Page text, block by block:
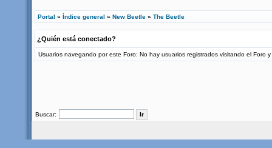
Portal » Índice general » New Beetle » The Beetle
¿Quién está conectado?
Usuarios navegando por este Foro: No hay usuarios registrados visitando el Foro
Buscar: